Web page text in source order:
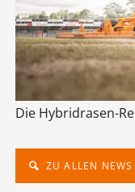
Die Hybridrasen-
ZU ALLEN NEWS